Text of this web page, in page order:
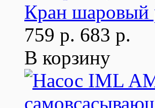
Кран шаровый
759 р. 683 р.
В корзину